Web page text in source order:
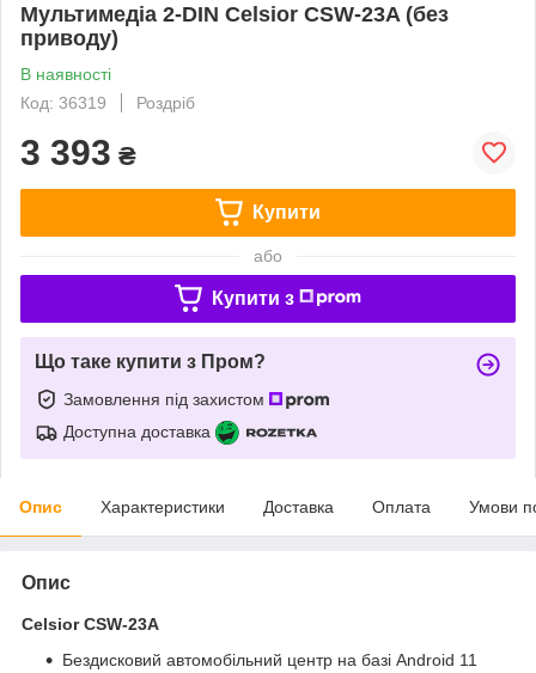
Мультимедіа 2-DIN Celsior CSW-23A (без
приводу)
В наявності
Код: 36319
Роздріб
3 393 ₴
Купити
або
Купити з
Що таке купити з Пром?
Замовлення під захистом
Доступна доставка
Опис Характеристики Доставка Оплата Умови
Опис
Celsior CSW-23A
Бездисковий автомобільний центр на базі Android 11